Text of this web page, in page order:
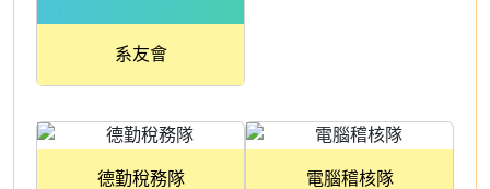
系友會
德勤稅務隊 電腦稽核隊